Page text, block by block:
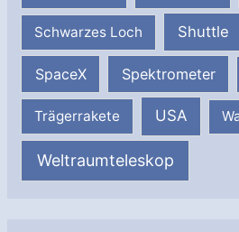
Schwarzes Loch Shuttle
SpaceX Spektrometer
Trägerrakete USA
Weltraumteleskop